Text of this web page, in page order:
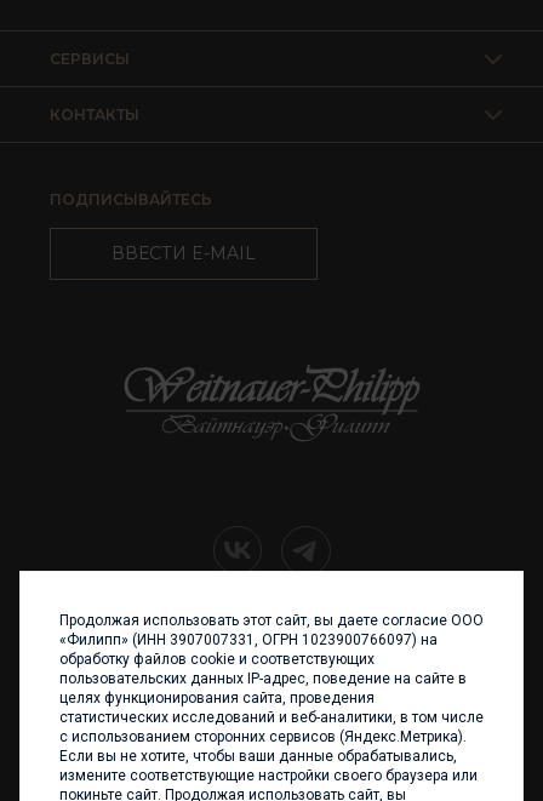
КОНТАКТЫ
СЕРВИСЫ
ПОДПИСЫВАЙТЕСЬ
ВВЕСТИ E-MAIL
+7 (4012) 960 898
236017 Калининград,
ул. Каштановая аллея, 47
Телефон: +7 4012 960 898,
+7 4012 960 856
Написать нам
Продолжая использовать этот сайт, вы даете согласие ООО
«Филипп» (ИНН 3907007331, ОГРН 1023900766097) на
обработку файлов cookie и соответствующих
пользовательских данных IP-адрес, поведение на сайте в
целях функционирования сайта, проведения
статистических исследований и веб-аналитики, в том числе
с использованием сторонних сервисов (Яндекс.Метрика).
Если вы не хотите, чтобы ваши данные обрабатывались,
измените соответствующие настройки своего браузера или
покиньте сайт. Продолжая использовать сайт, вы